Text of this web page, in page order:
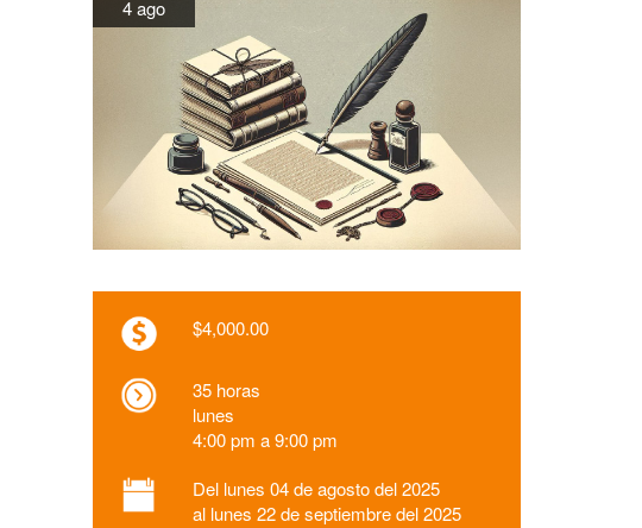
4 ago
$4,000.00
35 horas
lunes
4:00 pm a 9:00 pm
Del lunes 04 de agosto del 2025
al lunes 22 de septiembre del 2025